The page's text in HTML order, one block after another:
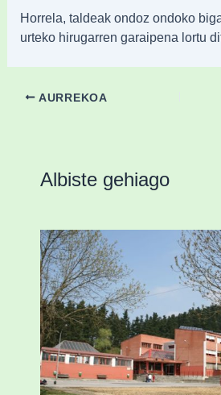
Horrela, taldeak ondoz ondoko
urteko hirugarren garaipena lortu
AURREKOA
Albiste gehiago
Amorebietak eta Eusko
Urritxen institutu berri bat